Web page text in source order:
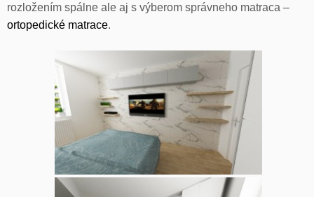
rozložením spálne ale aj s výberom správneho matraca –
ortopedické matrace.